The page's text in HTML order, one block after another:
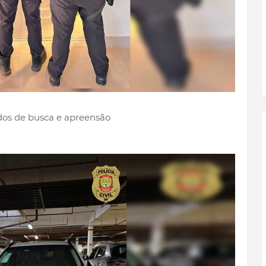
de busca e apreensão